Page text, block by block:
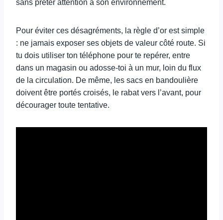
sans prêter attention à son environnement.
Pour éviter ces désagréments, la règle d’or est simple
: ne jamais exposer ses objets de valeur côté route. Si
tu dois utiliser ton téléphone pour te repérer, entre
dans un magasin ou adosse-toi à un mur, loin du flux
de la circulation. De même, les sacs en bandoulière
doivent être portés croisés, le rabat vers l’avant, pour
décourager toute tentative.